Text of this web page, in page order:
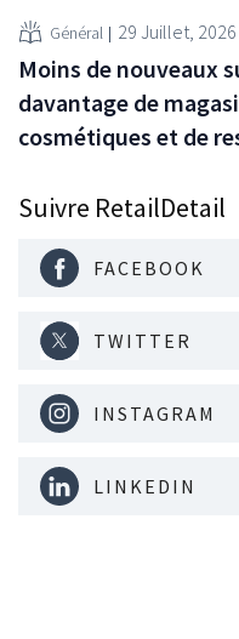
Général 29 Juillet, 2026
Moins de nouveaux
davantage de
cosmétiques et de
Suivre RetailDetail
FACEBOOK
TWITTER
INSTAGRAM
LINKEDIN